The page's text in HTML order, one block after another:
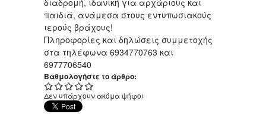
διαδρομή, ιδανική για αρχάριους και
παιδιά, ανάμεσα στους εντυπωσιακούς
ιερούς βράχους!
Πληροφορίες και δηλώσεις συμμετοχής
στα τηλέφωνα 6934770763 και
6977706540
Βαθμολογήστε το άρθρο:
Δεν υπάρχουν ακόμα ψήφοι